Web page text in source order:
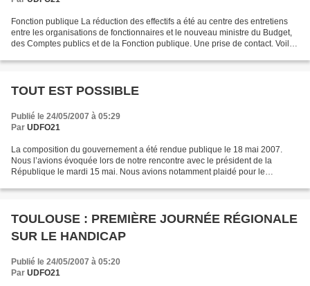
Fonction publique La réduction des effectifs a été au centre des entretiens
entre les organisations de fonctionnaires et le nouveau ministre du Budget,
des Comptes publics et de la Fonction publique. Une prise de contact. Voilà
TOUT EST POSSIBLE
Publié le 24/05/2007 à 05:29
Par UDFO21
La composition du gouvernement a été rendue publique le 18 mai 2007.
Nous l’avions évoquée lors de notre rencontre avec le président de la
République le mardi 15 mai. Nous avions notamment plaidé pour le
TOULOUSE : PREMIÈRE JOURNÉE RÉGIONALE
SUR LE HANDICAP
Publié le 24/05/2007 à 05:20
Par UDFO21